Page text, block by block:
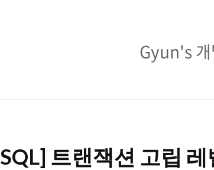
개
Gyun's 개
트랜잭션 고립